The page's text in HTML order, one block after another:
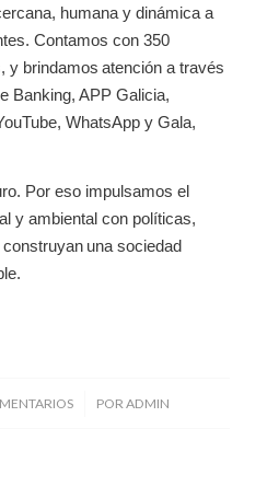
humana y dinámica a
Contamos con 350
y brindamos atención a través
Banking, APP Galicia,
WhatsApp y Gala,
Por eso impulsamos el
y ambiental con políticas,
una sociedad
/ PORADMIN